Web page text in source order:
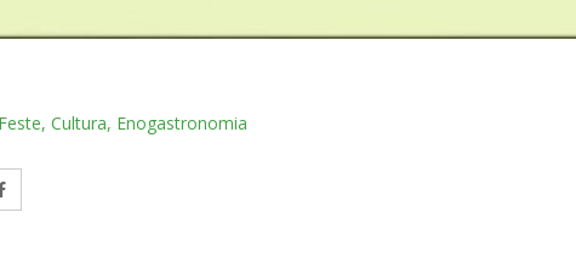
Feste, Cultura, Enogastronomia